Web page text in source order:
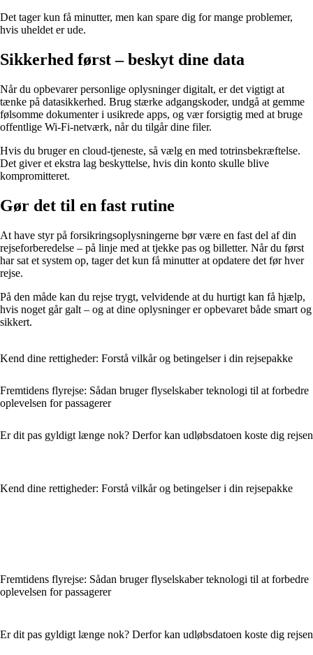
Det tager kun få minutter, men kan spare dig for mange problemer,
hvis uheldet er ude.
Sikkerhed først – beskyt dine data
Når du opbevarer personlige oplysninger digitalt, er det vigtigt at
tænke på datasikkerhed. Brug stærke adgangskoder, undgå at gemme
følsomme dokumenter i usikrede apps, og vær forsigtig med at bruge
offentlige Wi-Fi-netværk, når du tilgår dine filer.
Hvis du bruger en cloud-tjeneste, så vælg en med totrinsbekræftelse.
Det giver et ekstra lag beskyttelse, hvis din konto skulle blive
kompromitteret.
Gør det til en fast rutine
At have styr på forsikringsoplysningerne bør være en fast del af din
rejseforberedelse – på linje med at tjekke pas og billetter. Når du først
har sat et system op, tager det kun få minutter at opdatere det før hver
rejse.
På den måde kan du rejse trygt, velvidende at du hurtigt kan få hjælp,
hvis noget går galt – og at dine oplysninger er opbevaret både smart og
sikkert.
Kend dine rettigheder: Forstå vilkår og betingelser i din rejsepakke
Fremtidens flyrejse: Sådan bruger flyselskaber teknologi til at forbedre
oplevelsen for passagerer
Er dit pas gyldigt længe nok? Derfor kan udløbsdatoen koste dig rejsen
Kend dine rettigheder: Forstå vilkår og betingelser i din rejsepakke
Fremtidens flyrejse: Sådan bruger flyselskaber teknologi til at forbedre
oplevelsen for passagerer
Er dit pas gyldigt længe nok? Derfor kan udløbsdatoen koste dig rejsen